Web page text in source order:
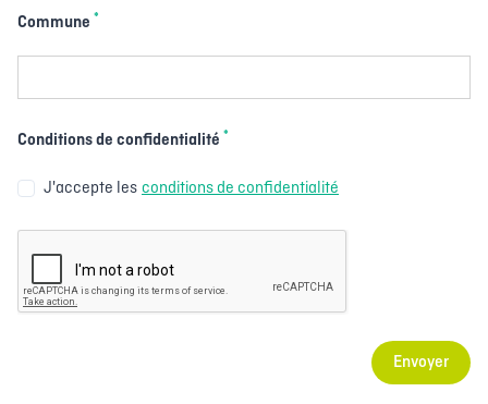
Commune *
Conditions de confidentialité *
J'accepte les conditions de confidentialité
Envoyer